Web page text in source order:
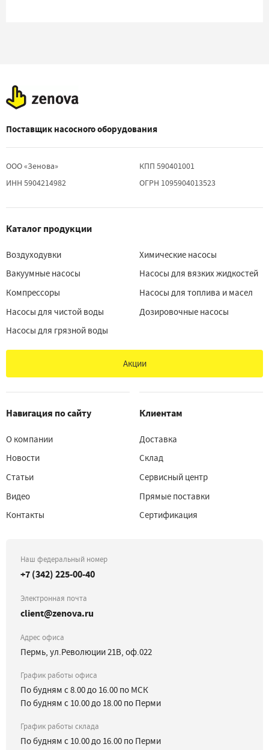
Поставщик насосного оборудования
ООО «Зенова»
ИНН 5904214982
КПП 590401001
ОГРН 1095904013523
Каталог продукции
Воздуходувки
Вакуумные насосы
Компрессоры
Насосы для чистой воды
Насосы для грязной воды
Химические насосы
Насосы для вязких жидкостей
Насосы для топлива и масел
Дозировочные насосы
Акции
Навигация по сайту
О компании
Новости
Статьи
Видео
Контакты
Клиентам
Доставка
Склад
Сервисный центр
Прямые поставки
Сертификация
Наш федеральный номер
+7 (342) 225-00-40
Электронная почта
client@zenova.ru
Адрес офиса
Пермь, ул.Революции 21В, оф.022
График работы офиса
По будням с 8.00 до 16.00 по МСК
По будням с 10.00 до 18.00 по Перми
График работы склада
По будням с 10.00 до 16.00 по Перми